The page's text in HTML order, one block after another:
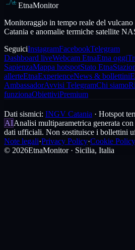
EtnaMonitor
Monitoraggio in tempo reale del
Catania e anomalie termiche satellite
SeguiciInstagramFacebookTelegram
Dashboard liveWebcam EtnaEtna oggi
SapienzaMappa hotspotStato Etna
allerteEtnaExperienceNews & bollettini
AmbassadorAvvisi TelegramChi siamo
funzionaObiettiviPremium
Dati sismici: INGV Catania · Hotspot
AIAnalisi multiparametrica generata
dati ufficiali. Non sostituisce i bollettini
Note legali·Privacy Policy·Cookie Policy
© 2026EtnaMonitor · Sicilia, Italia